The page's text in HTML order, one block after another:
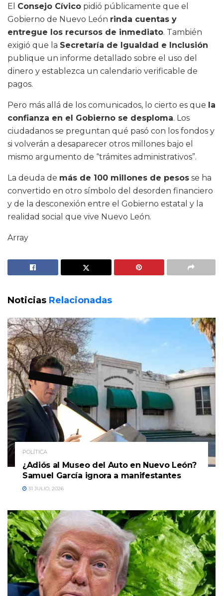
El Consejo Cívico pidió públicamente que el
Gobierno de Nuevo León rinda cuentas y
entregue los recursos de inmediato. También
exigió que la Secretaría de Igualdad e Inclusión
publique un informe detallado sobre el uso del
dinero y establezca un calendario verificable de
pagos.
Pero más allá de los comunicados, lo cierto es que la
confianza en el Gobierno se desploma. Los
ciudadanos se preguntan qué pasó con los fondos y
si volverán a desaparecer otros millones bajo el
mismo argumento de “trámites administrativos”.
La deuda de más de 100 millones de pesos se ha
convertido en otro símbolo del desorden financiero
y de la desconexión entre el Gobierno estatal y la
realidad social que vive Nuevo León.
Array
Noticias Relacionadas
POLÍTICA
¿Adiós al Museo del Auto en Nuevo León?
Samuel García ignora a manifestantes
31 JULIO, 2026